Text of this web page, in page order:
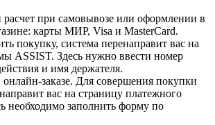
при самовывозе или оформлении в
карты МИР, Visa и MasterCard.
покупку, система перенаправит вас на
ASSIST. Здесь нужно ввести номер
и имя держателя.
заказе. Для совершения покупки
вас на страницу платежного
необходимо заполнить форму по